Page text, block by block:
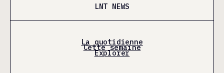
LNT NEWS
La quotidienne
Cette semaine
Explorer